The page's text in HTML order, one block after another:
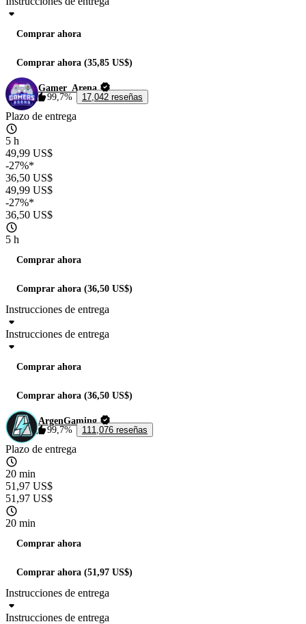
Comprar ahora
Comprar ahora (35,85 US$)
Gamer_Arena
99,7%
17,042 reseñas
Plazo de entrega
5 h
49,99 US$
-27%*
36,50 US$
49,99 US$
-27%*
36,50 US$
5 h
Comprar ahora
Comprar ahora (36,50 US$)
Instrucciones de entrega
Instrucciones de entrega
Comprar ahora
Comprar ahora (36,50 US$)
ArgenGaming
99,7%
111,076 reseñas
Plazo de entrega
20 min
51,97 US$
51,97 US$
20 min
Comprar ahora
Comprar ahora (51,97 US$)
Instrucciones de entrega
Instrucciones de entrega